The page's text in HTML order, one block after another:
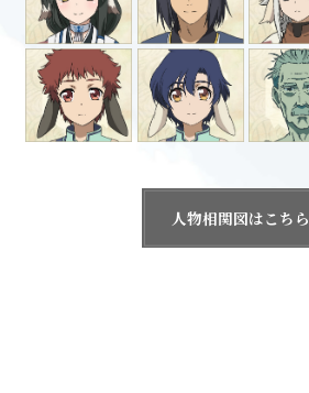
トップ
最新情報
放送・配信情報
人物相関図はこちら